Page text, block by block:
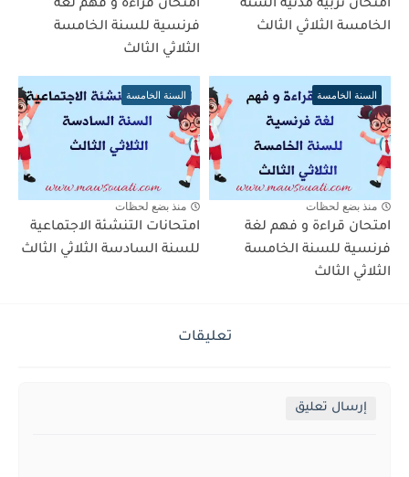
امتحان تربية مدنية السنة
الخامسة الثلاثي الثالث
امتحان قراءة و فهم لغة
فرنسية للسنة الخامسة
الثلاثي الثالث
السنة الخامسة
منذ بضع لحظات
امتحان قراءة و فهم لغة
فرنسية للسنة الخامسة
الثلاثي الثالث
السنة الخامسة
منذ بضع لحظات
امتحانات التنشئة الاجتماعية
للسنة السادسة الثلاثي الثالث
تعليقات
إرسال تعليق